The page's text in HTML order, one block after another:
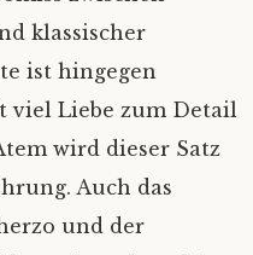
klassischer
ist hingegen
viel Liebe zum Detail
wird dieser Satz
Auch das
und der